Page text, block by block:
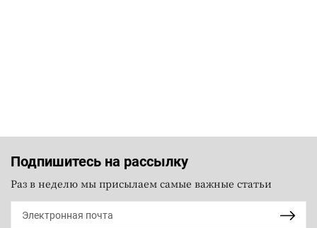
Подпишитесь на рассылку
Раз в неделю мы присылаем самые важные статьи